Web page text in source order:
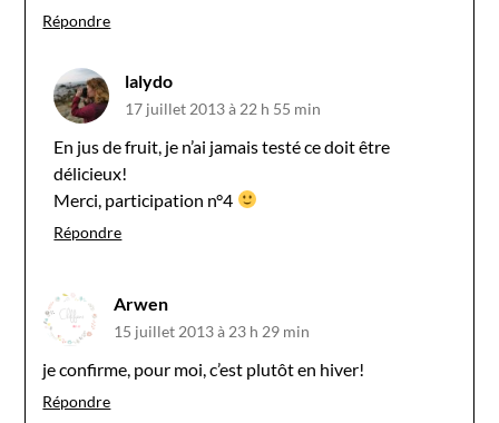
Répondre
lalydo
17 juillet 2013 à 22 h 55 min
En jus de fruit, je n’ai jamais testé ce doit être
délicieux!
Merci, participation n°4
Répondre
Arwen
15 juillet 2013 à 23 h 29 min
je confirme, pour moi, c’est plutôt en hiver!
Répondre